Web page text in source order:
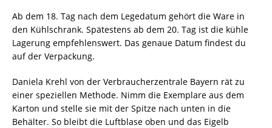
Ab dem 18. Tag nach dem Legedatum gehört die Ware in
den Kühlschrank. Spätestens ab dem 20. Tag ist die kühle
Lagerung empfehlenswert. Das genaue Datum findest du
auf der Verpackung.
Daniela Krehl von der Verbraucherzentrale Bayern rät zu
einer speziellen Methode. Nimm die Exemplare aus dem
Karton und stelle sie mit der Spitze nach unten in die
Behälter. So bleibt die Luftblase oben und das Eigelb